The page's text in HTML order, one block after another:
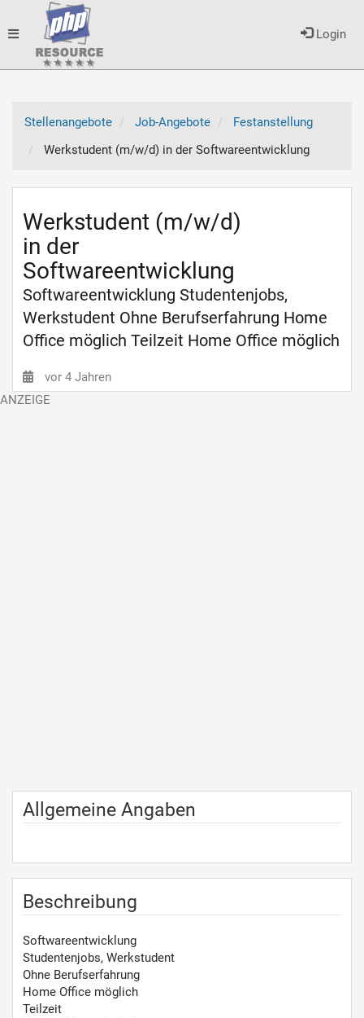
Login
Toggle
Stellenangebote
Job-Angebote
Festanstellung
Werkstudent (m/w/d) in der Softwareentwicklung
Werkstudent (m/w/d)
in der
Softwareentwicklung
Softwareentwicklung Studentenjobs,
Werkstudent Ohne Berufserfahrung Home
Office möglich Teilzeit Home Office möglich
vor 4 Jahren
Allgemeine Angaben
Beschreibung
Softwareentwicklung
Studentenjobs, Werkstudent
Ohne Berufserfahrung
Home Office möglich
Teilzeit